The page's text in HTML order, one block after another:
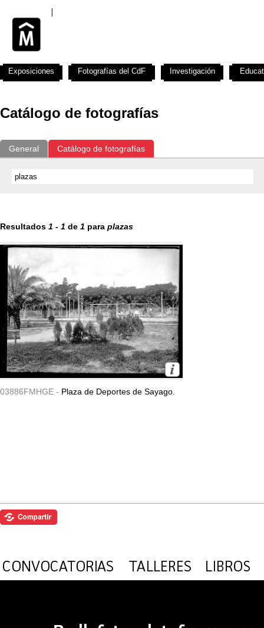
Catálogo de fotografías
General Catálogo de fotografías
Resultados 1 - 1 de 1 para plazas
03886FMHGE - Plaza de Deportes de Sayago.
Exposiciones Fotografías del CdF Investigación